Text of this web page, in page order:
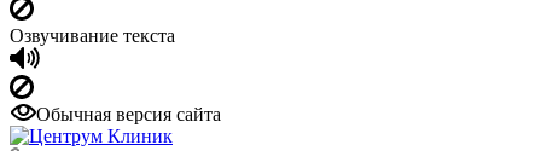
Озвучивание текста
Обычная версия сайта